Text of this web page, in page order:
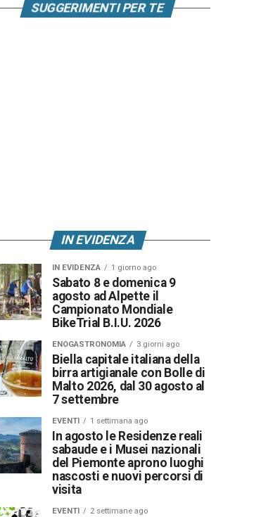
SUGGERIMENTI PER TE
IN EVIDENZA
IN EVIDENZA 1 giorno ago
Sabato 8 e domenica 9
agosto ad Alpette il
Campionato Mondiale
BikeTrial B.I.U. 2026
ENOGASTRONOMIA 3 giorni ago
Biella capitale italiana della
birra artigianale con Bolle di
Malto 2026, dal 30 agosto al
7 settembre
EVENTI 1 settimana ago
In agosto le Residenze reali
sabaude e i Musei nazionali
del Piemonte aprono luoghi
nascosti e nuovi percorsi di
visita
EVENTI 2 settimane ago